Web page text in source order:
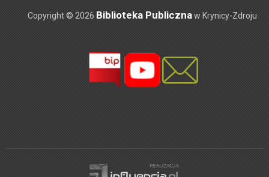
Copyright © 2026 Biblioteka Publicznaw Krynicy-Zdroju